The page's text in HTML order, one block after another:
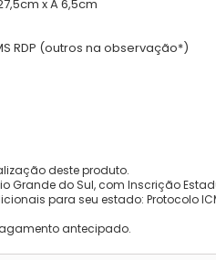
x A 6,5cm
RDP (outros na observação*)
deste produto.
Grande do Sul, com Inscrição
para seu estado: Protocolo
antecipado.